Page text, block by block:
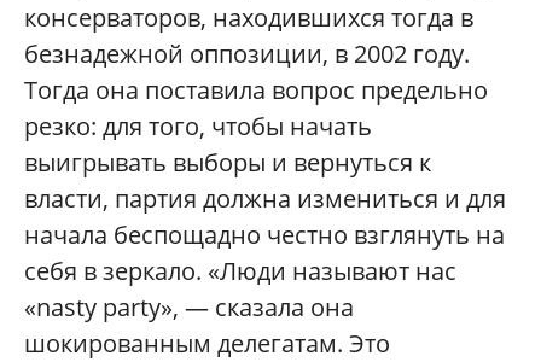
консерваторов, находившихся тогда в
безнадежной оппозиции, в 2002 году.
Тогда она поставила вопрос предельно
резко: для того, чтобы начать
выигрывать выборы и вернуться к
власти, партия должна измениться и для
начала беспощадно честно взглянуть на
себя в зеркало. «Люди называют нас
«nasty party», — сказала она
шокированным делегатам. Это